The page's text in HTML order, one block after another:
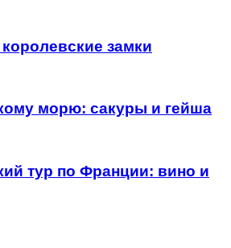
замки
морю: сакуры и гейша
тур по Франции: вино и